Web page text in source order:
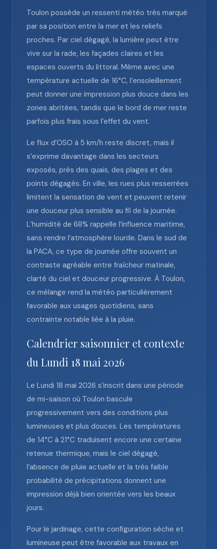
Toulon possède un ressenti météo très marqué
par sa position entre la mer et les reliefs
proches. Par ciel dégagé, la lumière peut être
vive sur la rade, les façades claires et les
espaces ouverts du littoral. Même avec une
température actuelle de 16°C, l’ensoleillement
peut donner une impression plus douce dans les
zones abritées, tandis que le bord de mer reste
parfois plus frais sous l’effet du vent.
Le flux d’OSO à 5 km/h reste discret, mais il
s’exprime davantage dans les secteurs
exposés, près des quais, des plages et des
points dégagés. En ville, les rues plus resserrées
limitent la sensation de vent et peuvent retenir
une douceur plus sensible au fil de la journée.
L’humidité de 68% rappelle l’influence maritime,
sans rendre l’atmosphère lourde. Dans le sud de
la PACA, ce type de journée offre souvent un
contraste agréable entre fraîcheur matinale,
clarté du ciel et douceur progressive. À Toulon,
ce mélange rend la météo particulièrement
favorable aux usages quotidiens, sans
contrainte notable liée à la pluie.
Calendrier saisonnier et contexte
du Lundi 18 mai 2026
Le Lundi 18 mai 2026 s’inscrit dans une période
de mi-saison où Toulon bascule
progressivement vers des conditions plus
lumineuses et plus douces. Les températures
de 14°C à 21°C traduisent encore une certaine
retenue thermique, mais le ciel dégagé,
l’absence de pluie actuelle et la très faible
probabilité de précipitations donnent une
impression déjà bien orientée vers les beaux
jours.
Pour le jardinage, cette configuration sèche et
lumineuse peut être favorable aux travaux en